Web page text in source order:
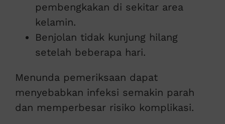
pembengkakan di sekitar area
kelamin.
Benjolan tidak kunjung hilang
setelah beberapa hari.
Menunda pemeriksaan dapat
menyebabkan infeksi semakin parah
dan memperbesar risiko komplikasi.